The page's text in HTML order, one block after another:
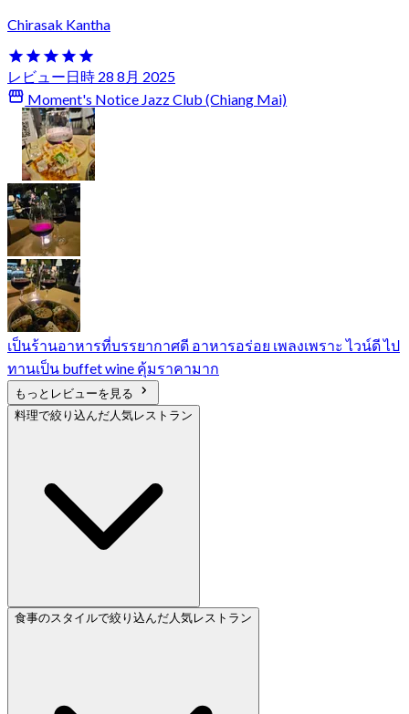
Chirasak Kantha
レビュー日時 28 8月 2025
Moment's Notice Jazz Club (Chiang Mai)
เป็นร้านอาหารที่บรรยากาศดี อาหารอร่อย เพลงเพราะ ไวน์ดี ไป
ทานเป็น buffet wine คุ้มราคามาก
もっとレビューを見る
料理で絞り込んだ人気レストラン
食事のスタイルで絞り込んだ人気レストラン